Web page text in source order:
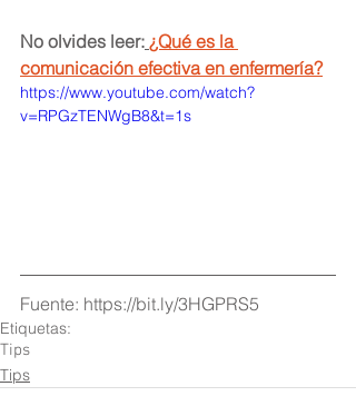
No olvides leer: ¿Qué es la
comunicación efectiva en enfermería?
https://www.youtube.com/watch?
v=RPGzTENWgB8&t=1s
Fuente: https://bit.ly/3HGPRS5
Etiquetas:
Tips
Tips